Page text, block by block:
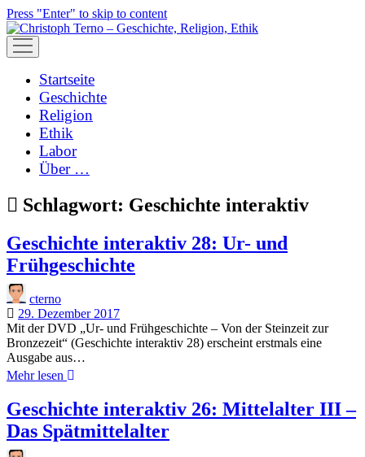
Press "Enter" to skip to content
open
menu
Startseite
Geschichte
Religion
Ethik
Labor
Über …
Schlagwort: Geschichte interaktiv
Geschichte interaktiv 28: Ur- und
Frühgeschichte
cterno
29. Dezember 2017
Mit der DVD „Ur- und Frühgeschichte – Von der Steinzeit zur
Bronzezeit“ (Geschichte interaktiv 28) erscheint erstmals eine
Ausgabe aus…
Mehr lesen Geschichte
28:
Ur-
und
Geschichte interaktiv 26: Mittelalter III –
Das Spätmittelalter